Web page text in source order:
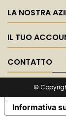
LA NOSTRA
IL TUO
CONTATTO
©
Informativa
Le tue